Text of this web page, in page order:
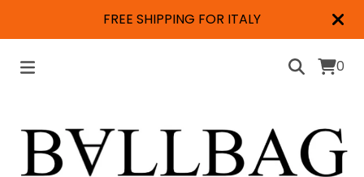
FREE SHIPPING FOR ITALY
0